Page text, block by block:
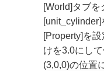
[World]タブ
[Property]を
けを3.0にし
(3,0,0)の位置